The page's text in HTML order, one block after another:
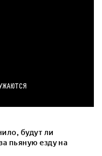
будут ли
пьяную езду на